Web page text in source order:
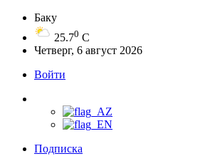
Баку
25.70 C
Четверг, 6 август 2026
Войти
Подписка